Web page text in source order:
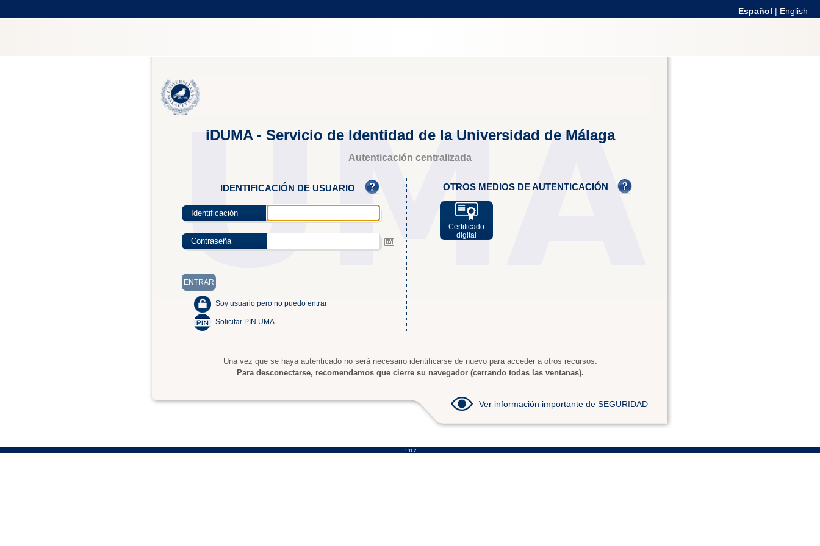
Español | English
iDUMA - Servicio de Identidad de la Universidad de Málaga
Autenticación centralizada
IDENTIFICACIÓN DE USUARIO
Identificación
Contraseña
Soy usuario pero no puedo entrar
Solicitar PIN UMA
OTROS MEDIOS DE AUTENTICACIÓN
Certificado
digital
Una vez que se haya autenticado no será necesario identificarse de nuevo para acceder a otros recursos.
Para desconectarse, recomendamos que cierre su navegador (cerrando todas las ventanas).
Ver información importante de SEGURIDAD
1.11.2